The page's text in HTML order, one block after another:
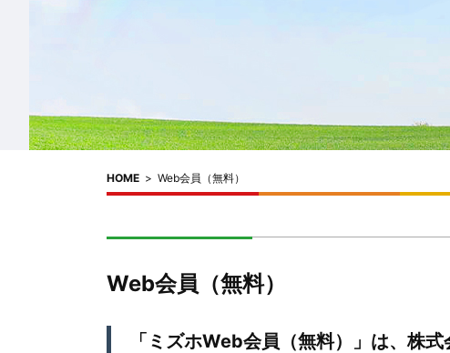
HOME > Web会員（無料）
Web会員（無料）
「ミズホWeb会員（無料）」は、株